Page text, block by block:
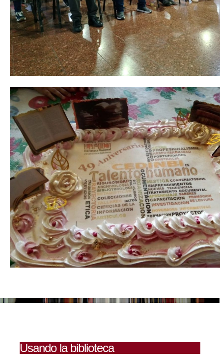
Usando la biblioteca